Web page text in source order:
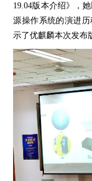
19.04版本介绍》，
源操作系统的演进
示了优麒麟本次发布